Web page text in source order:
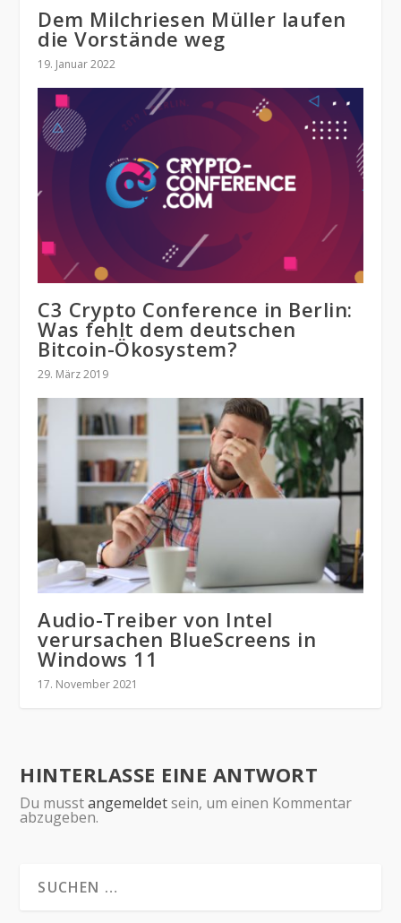
Dem Milchriesen Müller laufen
die Vorstände weg
19. Januar 2022
C3 Crypto Conference in Berlin:
Was fehlt dem deutschen
Bitcoin-Ökosystem?
29. März 2019
Audio-Treiber von Intel
verursachen BlueScreens in
Windows 11
17. November 2021
HINTERLASSE EINE ANTWORT
Du musstangemeldetsein, um einen Kommentar
abzugeben.